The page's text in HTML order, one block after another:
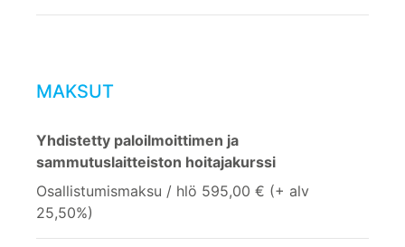
MAKSUT
Yhdistetty paloilmoittimen ja
sammutuslaitteiston hoitajakurssi
Osallistumismaksu / hlö 595,00 € (+ alv
25,50%)